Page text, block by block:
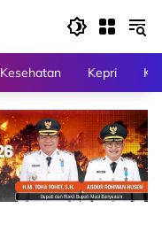
Kesehatan Kepri